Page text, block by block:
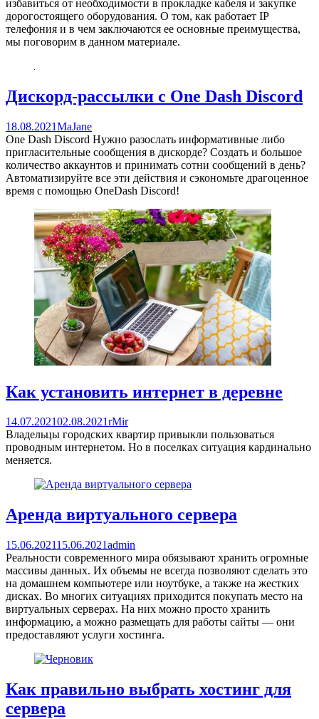
избавиться от необходимости в прокладке кабеля и закупке
дорогостоящего оборудования. О том, как работает IP
телефония и в чем заключаются ее основные преимущества,
мы поговорим в данном материале.
Дискорд-рассылки с One Dash Discord
18.08.2021MaJane
One Dash Discord Нужно разослать информативные либо
пригласительные сообщения в дискорде? Создать и большое
количество аккаунтов и принимать сотни сообщений в день?
Автоматизируйте все эти действия и сэкономьте драгоценное
время с помощью OneDash Discord!
Как установить интернет в деревне
14.07.202102.08.2021rMir
Владельцы городских квартир привыкли пользоваться
проводным интернетом. Но в поселках ситуация кардинально
меняется.
Аренда виртуального сервера
15.06.202115.06.2021admin
Реальности современного мира обязывают хранить огромные
массивы данных. Их объемы не всегда позволяют сделать это
на домашнем компьютере или ноутбуке, а также на жестких
дисках. Во многих ситуациях приходится покупать место на
виртуальных серверах. На них можно просто хранить
информацию, а можно размещать для работы сайты — они
предоставляют услуги хостинга.
Как правильно выбрать хостинг для
сервера